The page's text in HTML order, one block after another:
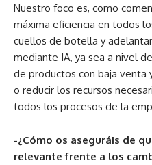
Nuestro foco es, como
máxima eficiencia en todos
cuellos de botella y
mediante IA, ya sea a nivel
de productos con baja venta
o reducir los recursos
todos los procesos de la
-¿Cómo os aseguráis de
relevante frente a los